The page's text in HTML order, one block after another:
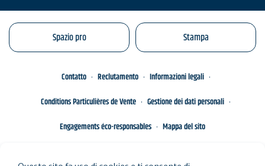
Spazio pro Stampa
Contatto Reclutamento
Informazioni legali
Conditions Particulières de Vente
Gestione dei dati personali
Engagements éco-responsables
Mappa del sito